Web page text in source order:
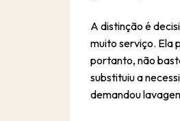
A distinção é
muito serviço. Ela
portanto, não
substituiu a
demandou